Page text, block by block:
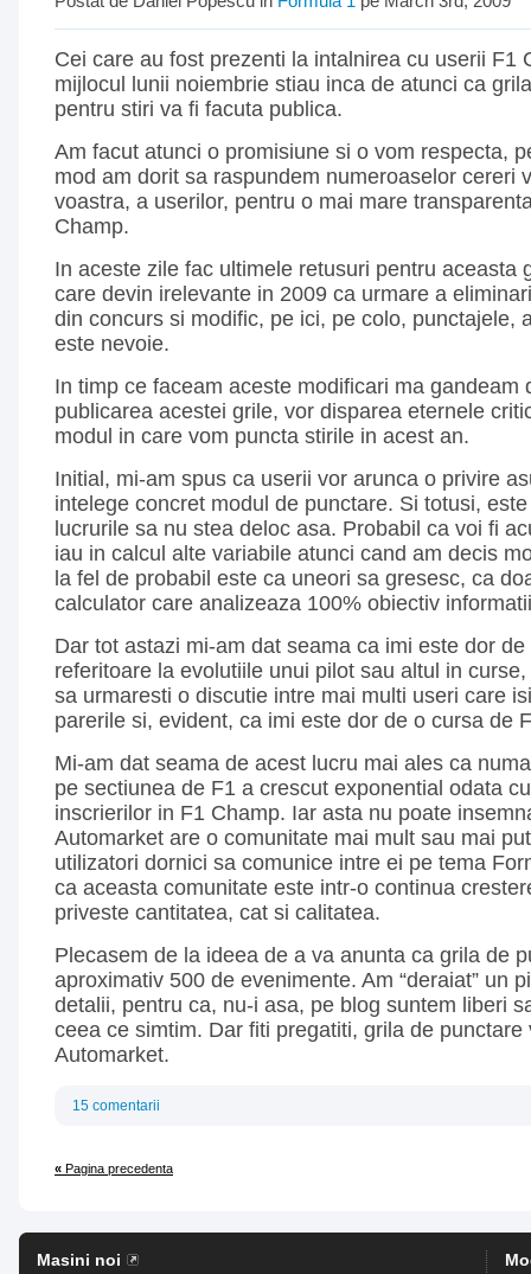
Cei care au fost prezenti la intalnirea cu userii F1
mijlocul lunii noiembrie stiau inca de atunci ca
pentru stiri va fi facuta publica.
Am facut atunci o promisiune si o vom respecta,
mod am dorit sa raspundem numeroaselor cereri
voastra, a userilor, pentru o mai mare
Champ.
In aceste zile fac ultimele retusuri pentru aceasta
care devin irelevante in 2009 ca urmare a
din concurs si modific, pe ici, pe colo, punctajele,
este nevoie.
In timp ce faceam aceste modificari ma gandeam
publicarea acestei grile, vor disparea eternele
modul in care vom puncta stirile in acest an.
Initial, mi-am spus ca userii vor arunca o privire
intelege concret modul de punctare. Si totusi,
lucrurile sa nu stea deloc asa. Probabil ca voi fi
iau in calcul alte variabile atunci cand am decis
la fel de probabil este ca uneori sa gresesc, ca
calculator care analizeaza 100% obiectiv
Dar tot astazi mi-am dat seama ca imi este dor
referitoare la evolutiile unui pilot sau altul in
sa urmaresti o discutie intre mai multi useri care
parerile si, evident, ca imi este dor de o cursa de
Mi-am dat seama de acest lucru mai ales ca
pe sectiunea de F1 a crescut exponential odata
inscrierilor in F1 Champ. Iar asta nu poate
Automarket are o comunitate mai mult sau mai
utilizatori dornici sa comunice intre ei pe tema
ca aceasta comunitate este intr-o continua
priveste cantitatea, cat si calitatea.
Plecasem de la ideea de a va anunta ca grila de
aproximativ 500 de evenimente. Am “deraiat” un
detalii, pentru ca, nu-i asa, pe blog suntem liberi
ceea ce simtim. Dar fiti pregatiti, grila de punctare
Automarket.
15 comentarii
« Pagina precedenta
Masini noi